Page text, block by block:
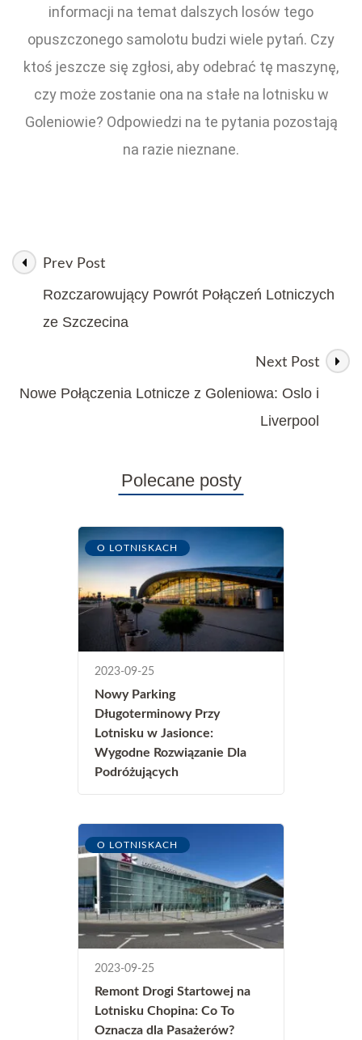
informacji na temat dalszych losów tego
opuszczonego samolotu budzi wiele pytań. Czy
ktoś jeszcze się zgłosi, aby odebrać tę maszynę,
czy może zostanie ona na stałe na lotnisku w
Goleniowie? Odpowiedzi na te pytania pozostają
na razie nieznane.
Prev Post
Rozczarowujący Powrót Połączeń Lotniczych
ze Szczecina
Next Post
Nowe Połączenia Lotnicze z Goleniowa: Oslo i
Liverpool
Polecane posty
O LOTNISKACH
2023-09-25
Nowy Parking
Długoterminowy Przy
Lotnisku w Jasionce:
Wygodne Rozwiązanie Dla
Podróżujących
O LOTNISKACH
2023-09-25
Remont Drogi Startowej na
Lotnisku Chopina: Co To
Oznacza dla Pasażerów?